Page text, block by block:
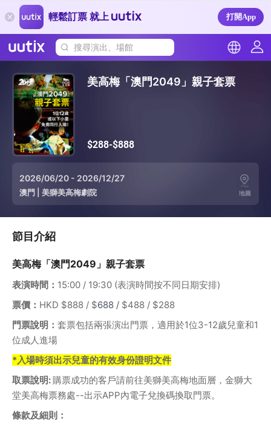
輕鬆訂票 就上 打開App
搜尋演出、場館
美高梅「澳門2049」親子套票
$288-$888
2026/06/20 - 2026/12/27
澳門 美獅美高梅劇院 地圖
節目介紹
美高梅「澳門2049」親子套票
表演時間： 15:00 / 19:30 (表演時間按不同日期安排)
票價： HKD $888 / $688 / $488 / $288
門票說明： 套票包括兩張演出門票，適用於1位3-12歲兒童和1
位成人進場
*入場時須出示兒童的有效身份證明文件
取票說明: 購票成功的客戶請前往美獅美高梅地面層，金獅大
堂美高梅票務處--出示APP內電子兌換碼換取門票。
條款及細則：